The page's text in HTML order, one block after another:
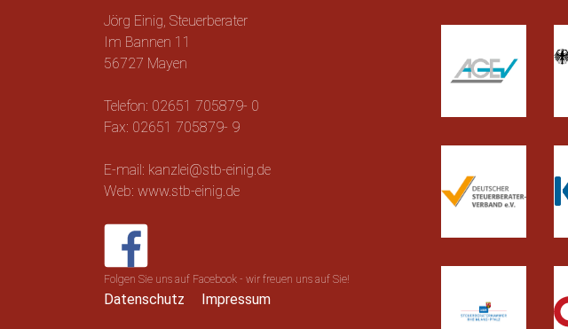
Jörg Einig, Steuerberater
Im Bannen 11
56727 Mayen
Telefon: 02651 705879- 0
Fax: 02651 705879- 9
E-mail: kanzlei@stb-einig.de
Web: www.stb-einig.de
Folgen Sie uns auf Facebook - wir freuen uns auf Sie!
Datenschutz Impressum